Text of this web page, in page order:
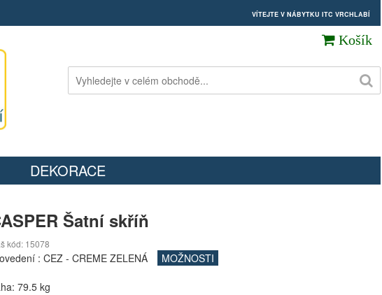
VÍTEJTE V NÁBYTKU ITC VRCHLABÍ
Košík
DEKORACE
Šatní skříň
kód: 15078
:CEZ - CREME ZELENÁ MOŽNOSTI
79.5 kg